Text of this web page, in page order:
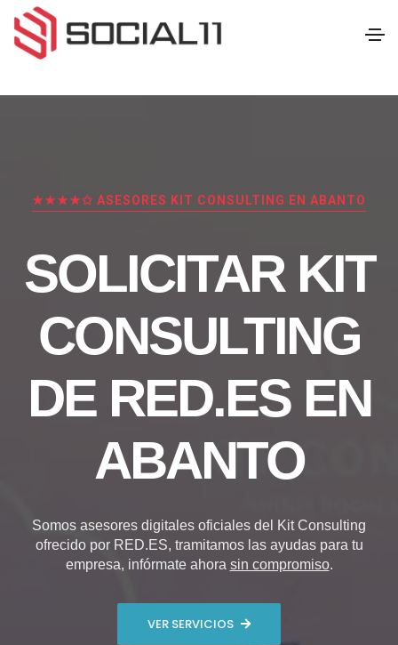
★★★★✩ ASESORES KIT CONSULTING EN ABANTO
SOLICITAR KIT
CONSULTING
DE RED.ES EN
ABANTO
Somos asesores digitales oficiales del Kit Consulting
ofrecido por RED.ES, tramitamos las ayudas para tu
empresa, infórmate ahora sin compromiso.
VER SERVICIOS